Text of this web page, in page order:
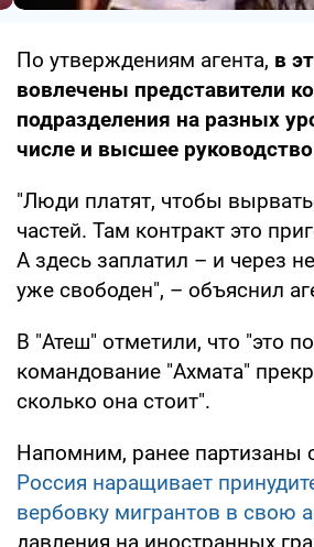
По утверждениям агента, в
вовлечены представители
подразделения на разных
числе и высшее
"Люди платят, чтобы
частей. Там контракт это
А здесь заплатил – и через
уже свободен", – объяснил
В "Атеш" отметили, что "это
командование "Ахмата"
сколько она стоит".
Напомним, ранее партизаны
Россия наращивает
вербовку мигрантов в свою
давления на иностранных